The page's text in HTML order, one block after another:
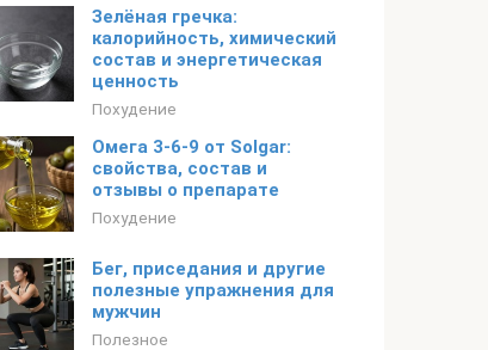
Зелёная гречка:
калорийность, химический
состав и энергетическая
ценность
Похудение
Омега 3-6-9 от Solgar:
свойства, состав и
отзывы о препарате
Похудение
Бег, приседания и другие
полезные упражнения для
мужчин
Полезное